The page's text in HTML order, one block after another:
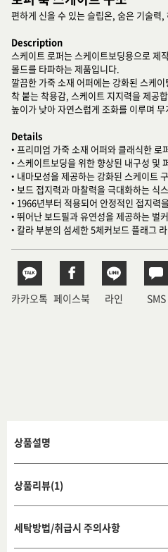
편하게 신을 수 있는 슬립온, 숨은 기술력
Description
스케이트 로퍼는 스케이트보딩용으로 제
몰드를 타파하는 제품입니다.
깔끔한 가죽 소재 어퍼에는 강화된 스케
착 붙는 착용감, 스케이트 지지력을 제공
높이가 낮아 자연스럽게 조화를 이루며
Details
• 프리미엄 가죽 소재 어퍼와 클래식한 로
• 스케이트보딩을 위한 향상된 내구성 및
• 내마모성을 제공하는 강화된 스케이트
• 보드 접지력과 마찰력을 극대화하는 식
• 1966년부터 적용되어 안정적인 접지력
• 뛰어난 보드필과 유연성을 제공하는 벌
• 칼라 부분의 섬세한 5체커보드 플래그
카카오톡 페이스북 라인 SMS
상품설명
상품리뷰(1)
세탁방법/취급시 주의사항